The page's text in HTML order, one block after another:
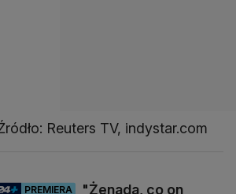
Reuters TV, indystar.com
PREMIERA
"Żenada, co on